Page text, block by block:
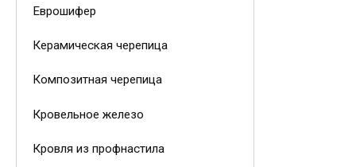
Еврошифер
Керамическая черепица
Композитная черепица
Кровельное железо
Кровля из профнастила